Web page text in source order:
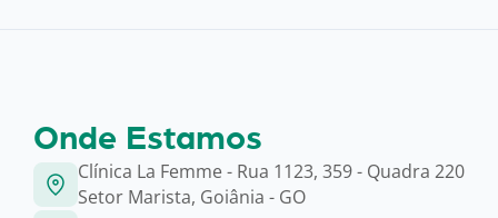
Onde Estamos
Clínica La Femme - Rua 1123, 359 - Quadra 220
Setor Marista, Goiânia - GO